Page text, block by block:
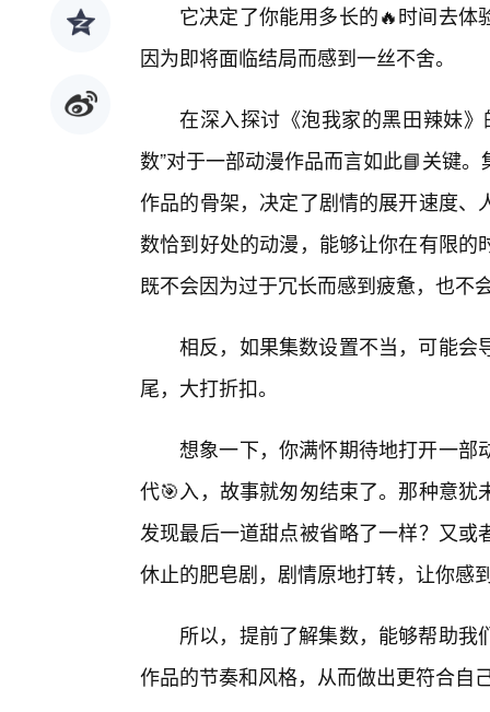
它决定了你能用多长的🔥时间去
因为即将面临结局而感到一丝不舍。
在深入探讨《泡我家的黑田辣妹
数”对于一部动漫作品而言如此📘关键
作品的骨架，决定了剧情的展开速度
数恰到好处的动漫，能够让你在有限
既不会因为过于冗长而感到疲惫，也不
相反，如果集数设置不当，可能会
尾，大打折扣。
想象一下，你满怀期待地打开一部
代🎯入，故事就匆匆结束了。那种意
发现最后一道甜点被省略了一样？又
休止的肥皂剧，剧情原地打转，让你感
所以，提前了解集数，能够帮助
作品的节奏和风格，从而做出更符合自